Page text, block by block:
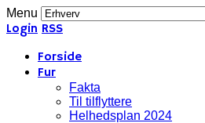
Menu
Login RSS
Forside
Fur
Fakta
Til tilflyttere
Helhedsplan 2024